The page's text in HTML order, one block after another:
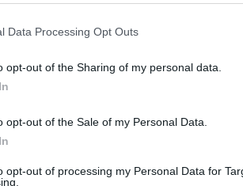
Data Processing Opt Outs
opt-out of the Sharing of my personal data.
opt-out of the Sale of my Personal Data.
opt-out of processing my Personal Data for
η σύγκριση αυτή είναι
ορολογία, παρά ακριβής
οποία λειτουργούν κυρίως